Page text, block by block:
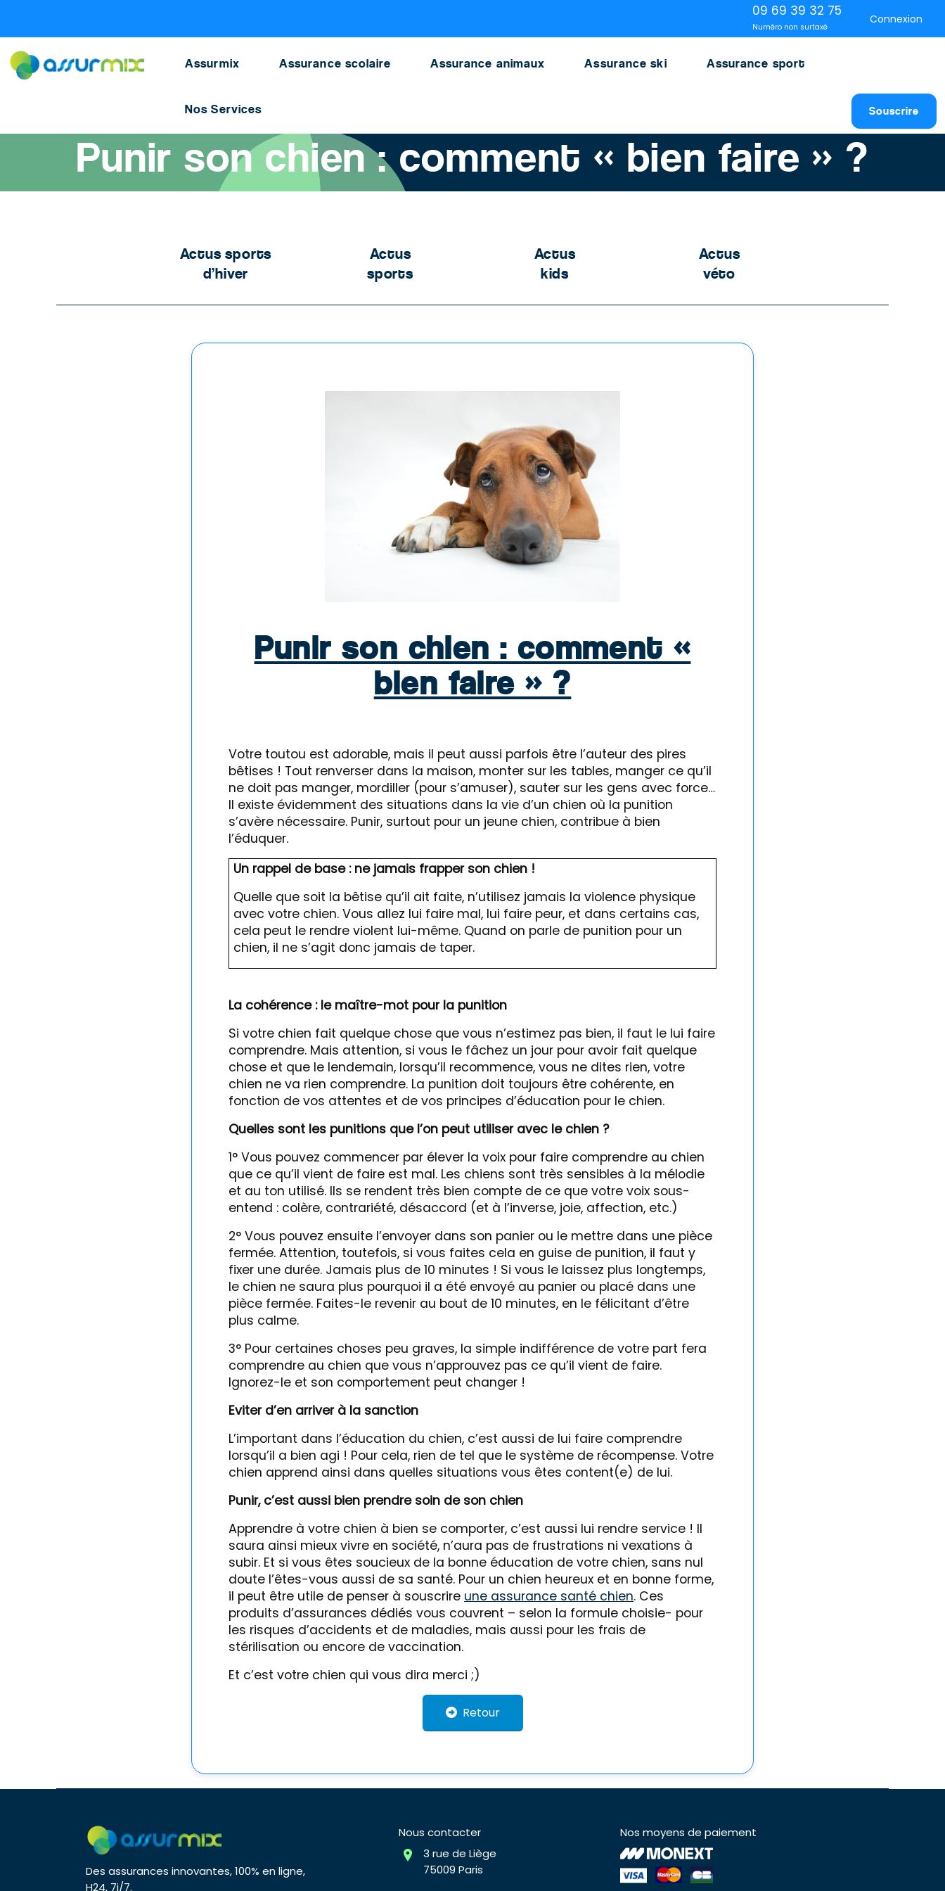
Connexion
09 69 39 32 75
Numéro non surtaxé
Assurmix Assurance scolaire Assurance animaux Assurance ski Assurance sport
Nos Services Souscrire
Punir son chien : comment « bien faire » ?
Actus sports
d’hiver
Actus
sports
Actus
kids
Actus
véto
Punir son chien : comment «
bien faire » ?
Votre toutou est adorable, mais il peut aussi parfois être l’auteur des pires
bêtises ! Tout renverser dans la maison, monter sur les tables, manger ce qu’il
ne doit pas manger, mordiller (pour s’amuser), sauter sur les gens avec force…
Il existe évidemment des situations dans la vie d’un chien où la punition
s’avère nécessaire. Punir, surtout pour un jeune chien, contribue à bien
l’éduquer.
Un rappel de base : ne jamais frapper son chien !
Quelle que soit la bêtise qu’il ait faite, n’utilisez jamais la violence physique
avec votre chien. Vous allez lui faire mal, lui faire peur, et dans certains cas,
cela peut le rendre violent lui-même. Quand on parle de punition pour un
chien, il ne s’agit donc jamais de taper.
La cohérence : le maître-mot pour la punition
Si votre chien fait quelque chose que vous n’estimez pas bien, il faut le lui faire
comprendre. Mais attention, si vous le fâchez un jour pour avoir fait quelque
chose et que le lendemain, lorsqu’il recommence, vous ne dites rien, votre
chien ne va rien comprendre. La punition doit toujours être cohérente, en
fonction de vos attentes et de vos principes d’éducation pour le chien.
Quelles sont les punitions que l’on peut utiliser avec le chien ?
1° Vous pouvez commencer par élever la voix pour faire comprendre au chien
que ce qu’il vient de faire est mal. Les chiens sont très sensibles à la mélodie
et au ton utilisé. Ils se rendent très bien compte de ce que votre voix sous-
entend : colère, contrariété, désaccord (et à l’inverse, joie, affection, etc.)
2° Vous pouvez ensuite l’envoyer dans son panier ou le mettre dans une pièce
fermée. Attention, toutefois, si vous faites cela en guise de punition, il faut y
fixer une durée. Jamais plus de 10 minutes ! Si vous le laissez plus longtemps,
le chien ne saura plus pourquoi il a été envoyé au panier ou placé dans une
pièce fermée. Faites-le revenir au bout de 10 minutes, en le félicitant d’être
plus calme.
3° Pour certaines choses peu graves, la simple indifférence de votre part fera
comprendre au chien que vous n’approuvez pas ce qu’il vient de faire.
Ignorez-le et son comportement peut changer !
Eviter d’en arriver à la sanction
L’important dans l’éducation du chien, c’est aussi de lui faire comprendre
lorsqu’il a bien agi ! Pour cela, rien de tel que le système de récompense. Votre
chien apprend ainsi dans quelles situations vous êtes content(e) de lui.
Punir, c’est aussi bien prendre soin de son chien
Apprendre à votre chien à bien se comporter, c’est aussi lui rendre service ! Il
saura ainsi mieux vivre en société, n’aura pas de frustrations ni vexations à
subir. Et si vous êtes soucieux de la bonne éducation de votre chien, sans nul
doute l’êtes-vous aussi de sa santé. Pour un chien heureux et en bonne forme,
il peut être utile de penser à souscrire une assurance santé chien. Ces
produits d’assurances dédiés vous couvrent – selon la formule choisie- pour
les risques d’accidents et de maladies, mais aussi pour les frais de
stérilisation ou encore de vaccination.
Et c’est votre chien qui vous dira merci ;)
Retour
Des assurances innovantes, 100% en ligne,
H24, 7j/7.
Nous contacter
3 rue de Liège
75009 Paris
Nos moyens de paiement